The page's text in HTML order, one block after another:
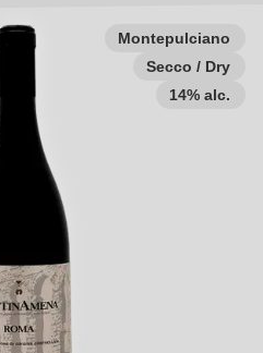
Montepulciano
Secco / Dry
14% alc.